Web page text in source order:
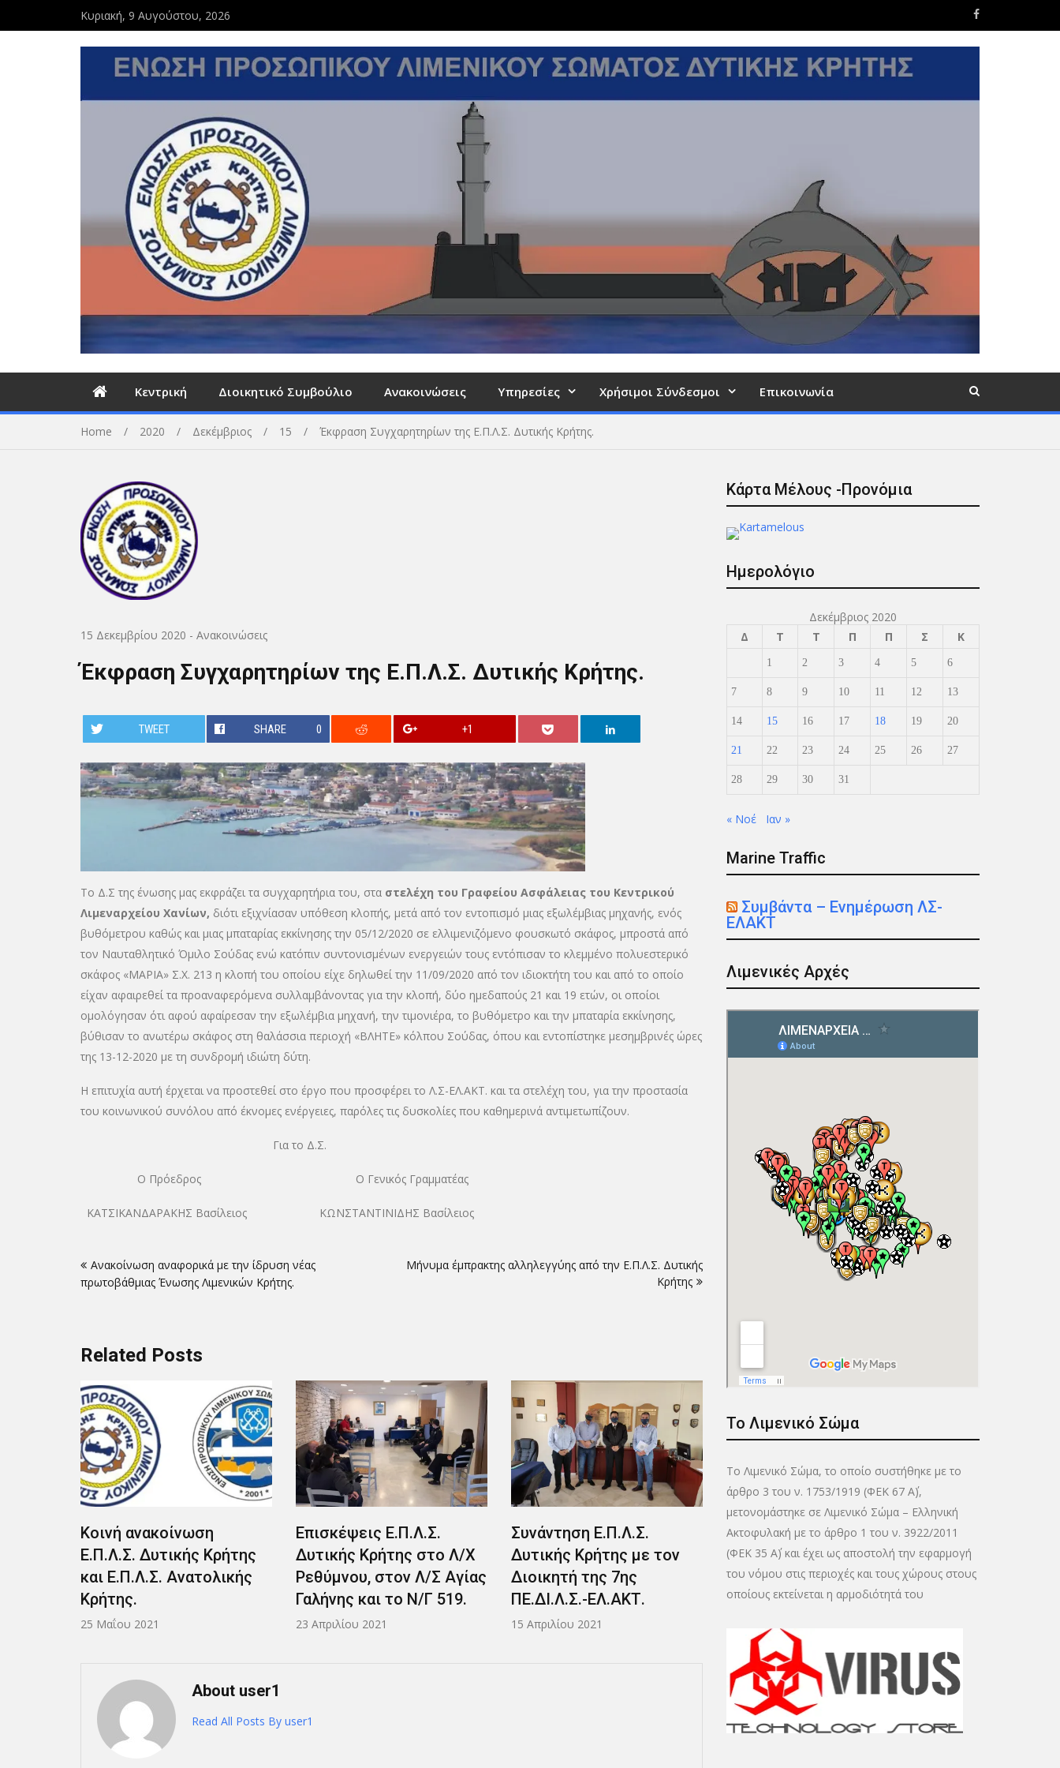
Κυριακή, 9 Αυγούστου, 2026
Κεντρική Διοικητικό Συμβούλιο Ανακοινώσεις Υπηρεσίες Χρήσιμοι Σύνδεσμοι Επικοινωνία
Home 2020 Δεκέμβριος 15 Έκφραση Συγχαρητηρίων της Ε.Π.Λ.Σ. Δυτικής Κρήτης.
15 Δεκεμβρίου 2020 - Ανακοινώσεις
Έκφραση Συγχαρητηρίων της Ε.Π.Λ.Σ. Δυτικής Κρήτης.
TWEET SHARE 0 +1
To Δ.Σ της ένωσης μας εκφράζει τα συγχαρητήρια του, στα στελέχη του Γραφείου Ασφάλειας του Κεντρικού
Λιμεναρχείου Χανίων, διότι εξιχνίασαν υπόθεση κλοπής, μετά από τον εντοπισμό μιας εξωλέμβιας μηχανής, ενός
βυθόμετρου καθώς και μιας μπαταρίας εκκίνησης την 05/12/2020 σε ελλιμενιζόμενο φουσκωτό σκάφος, μπροστά από
τον Ναυταθλητικό Όμιλο Σούδας ενώ κατόπιν συντονισμένων ενεργειών τους εντόπισαν το κλεμμένο πολυεστερικό
σκάφος «ΜΑΡΙΑ» Σ.Χ. 213 η κλοπή του οποίου είχε δηλωθεί την 11/09/2020 από τον ιδιοκτήτη του και από το οποίο
είχαν αφαιρεθεί τα προαναφερόμενα συλλαμβάνοντας για την κλοπή, δύο ημεδαπούς 21 και 19 ετών, οι οποίοι
ομολόγησαν ότι αφού αφαίρεσαν την εξωλέμβια μηχανή, την τιμονιέρα, το βυθόμετρο και την μπαταρία εκκίνησης,
βύθισαν το ανωτέρω σκάφος στη θαλάσσια περιοχή «ΒΛΗΤΕ» κόλπου Σούδας, όπου και εντοπίστηκε μεσημβρινές ώρες
της 13-12-2020 με τη συνδρομή ιδιώτη δύτη.
Η επιτυχία αυτή έρχεται να προστεθεί στο έργο που προσφέρει το Λ.Σ-ΕΛ.ΑΚΤ. και τα στελέχη του, για την προστασία
του κοινωνικού συνόλου από έκνομες ενέργειες, παρόλες τις δυσκολίες που καθημερινά αντιμετωπίζουν.
Για το Δ.Σ.
Ο Πρόεδρος Ο Γενικός Γραμματέας
ΚΑΤΣΙΚΑΝΔΑΡΑΚΗΣ Βασίλειος ΚΩΝΣΤΑΝΤΙΝΙΔΗΣ Βασίλειος
άρθρων
Ανακοίνωση αναφορικά με την ίδρυση νέας
πρωτοβάθμιας Ένωσης Λιμενικών Κρήτης.
Μήνυμα έμπρακτης αλληλεγγύης από την Ε.Π.Λ.Σ. Δυτικής
Κρήτης
Related Posts
Κοινή ανακοίνωση
Ε.Π.Λ.Σ. Δυτικής Κρήτης
και Ε.Π.Λ.Σ. Ανατολικής
Κρήτης.
25 Μαΐου 2021
Επισκέψεις Ε.Π.Λ.Σ.
Δυτικής Κρήτης στο Λ/Χ
Ρεθύμνου, στον Λ/Σ Αγίας
Γαλήνης και το Ν/Γ 519.
23 Απριλίου 2021
Συνάντηση Ε.Π.Λ.Σ.
Δυτικής Κρήτης με τον
Διοικητή της 7ης
ΠΕ.ΔΙ.Λ.Σ.-ΕΛ.ΑΚΤ.
15 Απριλίου 2021
εκπτωτικών
μέλους Ε.Π.Λ.Σ. Δυτικής
Κρήτης.
10 Απριλίου 2021
Έλεγχοι
υγειονομικών
About user1
Read All Posts By user1
Κάρτα Μέλους -Προνόμια
Ημερολόγιο
Δεκέμβριος 2020
Δ
Τ Τ Π Π Σ Κ
1 2 3 4 5 6
7 8 9 10 11 12 13
14 15 16 17 18 19 20
21 22 23 24 25 26 27
28 29 30 31
« Νοέ Ιαν »
Marine Traffic
Συμβάντα – Ενημέρωση ΛΣ-
ΕΛΑΚΤ
Λιμενικές Αρχές
Το Λιμενικό Σώμα
Το Λιμενικό Σώμα, το οποίο συστήθηκε με το
άρθρο 3 του ν. 1753/1919 (ΦΕΚ 67 Α΄),
μετονομάστηκε σε Λιμενικό Σώμα – Ελληνική
Ακτοφυλακή με το άρθρο 1 του ν. 3922/2011
(ΦΕΚ 35 Α΄) και έχει ως αποστολή την εφαρμογή
του νόμου στις περιοχές και τους χώρους στους
οποίους εκτείνεται η αρμοδιότητά του